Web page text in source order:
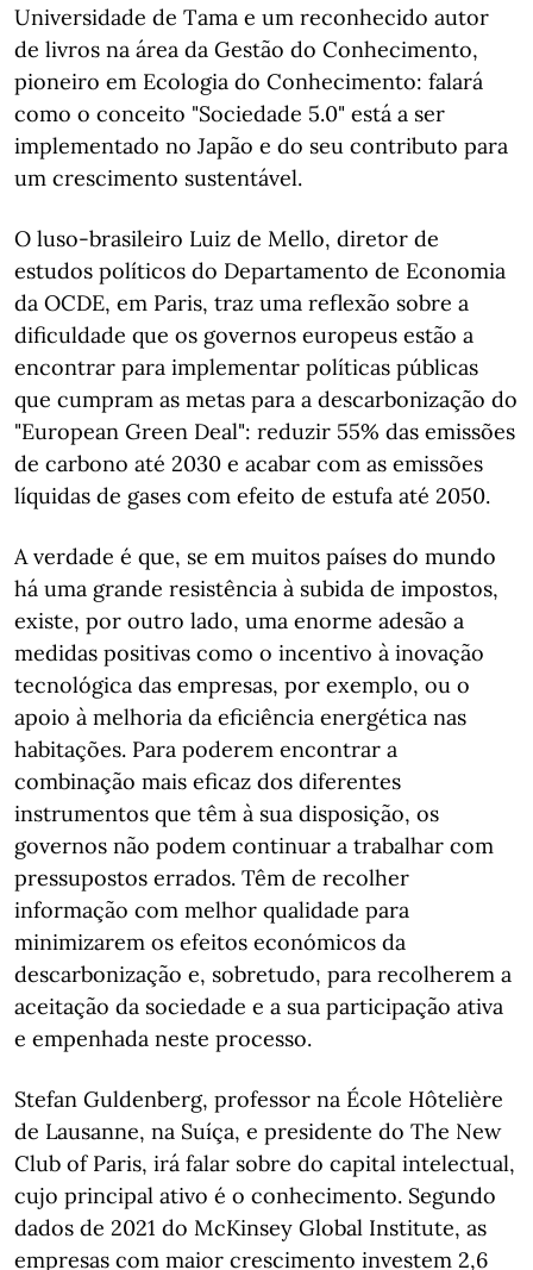
Universidade de Tama e um reconhecido autor
de livros na área da Gestão do Conhecimento,
pioneiro em Ecologia do Conhecimento: falará
como o conceito "Sociedade 5.0" está a ser
implementado no Japão e do seu contributo para
um crescimento sustentável.
O luso-brasileiro Luiz de Mello, diretor de
estudos políticos do Departamento de Economia
da OCDE, em Paris, traz uma reflexão sobre a
dificuldade que os governos europeus estão a
encontrar para implementar políticas públicas
que cumpram as metas para a descarbonização do
"European Green Deal": reduzir 55% das emissões
de carbono até 2030 e acabar com as emissões
líquidas de gases com efeito de estufa até 2050.
A verdade é que, se em muitos países do mundo
há uma grande resistência à subida de impostos,
existe, por outro lado, uma enorme adesão a
medidas positivas como o incentivo à inovação
tecnológica das empresas, por exemplo, ou o
apoio à melhoria da eficiência energética nas
habitações. Para poderem encontrar a
combinação mais eficaz dos diferentes
instrumentos que têm à sua disposição, os
governos não podem continuar a trabalhar com
pressupostos errados. Têm de recolher
informação com melhor qualidade para
minimizarem os efeitos económicos da
descarbonização e, sobretudo, para recolherem a
aceitação da sociedade e a sua participação ativa
e empenhada neste processo.
Stefan Guldenberg, professor na École Hôtelière
de Lausanne, na Suíça, e presidente do The New
Club of Paris, irá falar sobre do capital intelectual,
cujo principal ativo é o conhecimento. Segundo
dados de 2021 do McKinsey Global Institute, as
empresas com maior crescimento investem 2,6